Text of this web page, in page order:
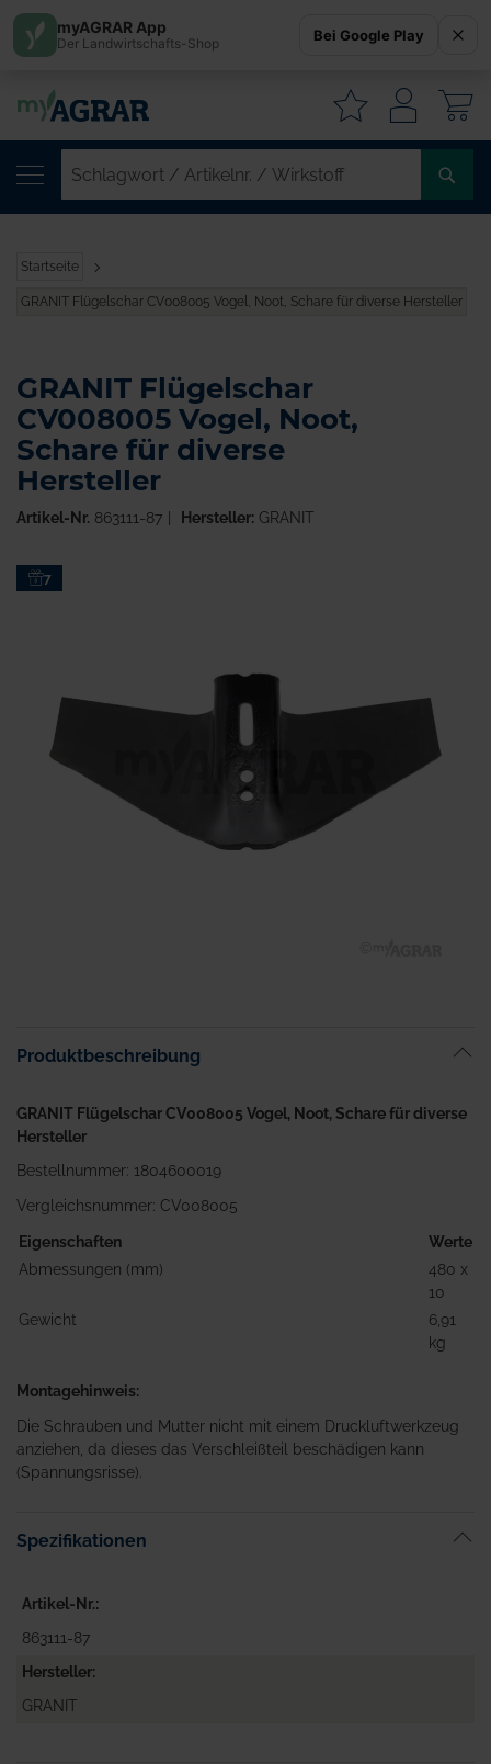
Startseite
GRANIT Flügelschar CV008005 Vogel, Noot, Schare für diverse Hersteller
Zum
Ende
7
springen
GRANIT Flügelschar
CV008005 Vogel, Noot,
Schare für diverse
Hersteller
Artikel-Nr. 863111-87 Hersteller:GRANIT
Produktbeschreibung
GRANIT Flügelschar CV008005 Vogel, Noot, Schare für diverse
Hersteller
Bestellnummer: 1804600019
Vergleichsnummer: CV008005
Eigenschaften
Werte
Abmessungen (mm)
480 x
10
Gewicht
6,91
kg
Montagehinweis:
Die Schrauben und Mutter nicht mit einem Druckluftwerkzeug
anziehen, da dieses das Verschleißteil beschädigen kann
(Spannungsrisse).
Spezifikationen
Artikel-Nr.
863111-87
Hersteller
GRANIT
myAGRAR App
Der Landwirtschafts-Shop Bei Google Play